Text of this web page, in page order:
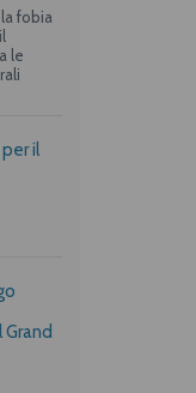
fobia
le
il